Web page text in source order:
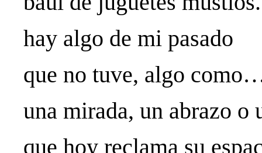
hay algo de mi pasado
que no tuve, algo
una mirada, un abrazo o
que hoy reclama su